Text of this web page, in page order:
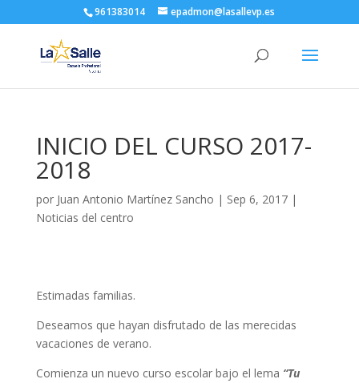
961383014 epadmon@lasallevp.es
INICIO DEL CURSO 2017-
2018
por Juan Antonio Martínez Sancho | Sep 6, 2017|
Noticias del centro
Estimadas familias.
Deseamos que hayan disfrutado de las merecidas
vacaciones de verano.
Comienza un nuevo curso escolar bajo el lema “Tu